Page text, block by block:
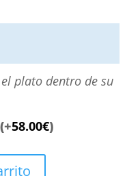
plato dentro de su
(+58.00€)